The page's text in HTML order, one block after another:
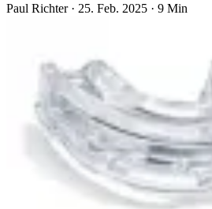
Paul Richter · 25. Feb. 2025 · 9 Min